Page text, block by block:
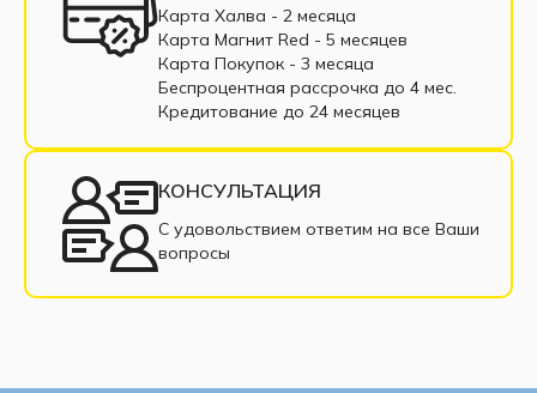
Кровати из ДСП
Кровати из ЛДСП
Кровати с подъемным механизмом
Железные кровати
Кровати в классическом стиле
Кровать в рассрочку
Интерьерная кровать
Карта Халва - 2 месяца
Карта Магнит Red - 5 месяцев
Карта Покупок - 3 месяца
Беспроцентная рассрочка до 4 мес.
Кредитование до 24 месяцев
КОНСУЛЬТАЦИЯ
С удовольствием ответим на все Ваши
вопросы